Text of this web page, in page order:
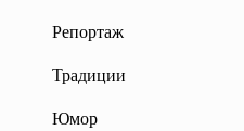
Репортаж
Традиции
Юмор